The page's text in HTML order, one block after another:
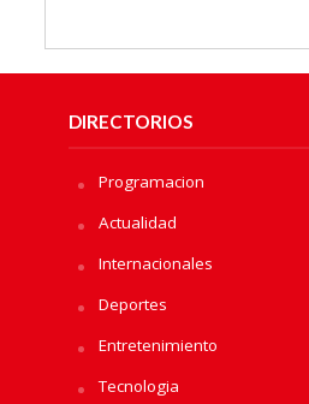
DIRECTORIOS
Programacion
Actualidad
Internacionales
Deportes
Entretenimiento
Tecnologia